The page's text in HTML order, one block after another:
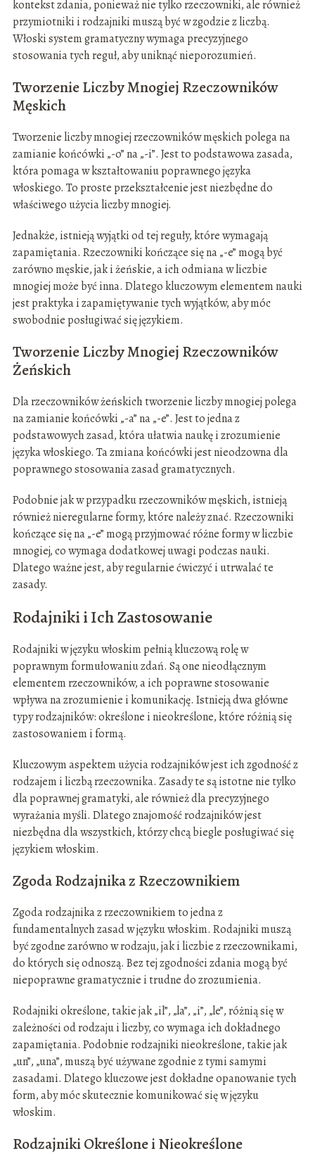
kontekst zdania, ponieważ nie tylko rzeczowniki, ale również
przymiotniki i rodzajniki muszą być w zgodzie z liczbą.
Włoski system gramatyczny wymaga precyzyjnego
stosowania tych reguł, aby uniknąć nieporozumień.
Tworzenie Liczby Mnogiej Rzeczowników
Męskich
Tworzenie liczby mnogiej rzeczowników męskich polega na
zamianie końcówki „-o” na „-i”. Jest to podstawowa zasada,
która pomaga w kształtowaniu poprawnego języka
włoskiego. To proste przekształcenie jest niezbędne do
właściwego użycia liczby mnogiej.
Jednakże, istnieją wyjątki od tej reguły, które wymagają
zapamiętania. Rzeczowniki kończące się na „-e” mogą być
zarówno męskie, jak i żeńskie, a ich odmiana w liczbie
mnogiej może być inna. Dlatego kluczowym elementem nauki
jest praktyka i zapamiętywanie tych wyjątków, aby móc
swobodnie posługiwać się językiem.
Tworzenie Liczby Mnogiej Rzeczowników
Żeńskich
Dla rzeczowników żeńskich tworzenie liczby mnogiej polega
na zamianie końcówki „-a” na „-e”. Jest to jedna z
podstawowych zasad, która ułatwia naukę i zrozumienie
języka włoskiego. Ta zmiana końcówki jest nieodzowna dla
poprawnego stosowania zasad gramatycznych.
Podobnie jak w przypadku rzeczowników męskich, istnieją
również nieregularne formy, które należy znać. Rzeczowniki
kończące się na „-e” mogą przyjmować różne formy w liczbie
mnogiej, co wymaga dodatkowej uwagi podczas nauki.
Dlatego ważne jest, aby regularnie ćwiczyć i utrwalać te
zasady.
Rodajniki i Ich Zastosowanie
Rodajniki w języku włoskim pełnią kluczową rolę w
poprawnym formułowaniu zdań. Są one nieodłącznym
elementem rzeczowników, a ich poprawne stosowanie
wpływa na zrozumienie i komunikację. Istnieją dwa główne
typy rodzajników: określone i nieokreślone, które różnią się
zastosowaniem i formą.
Kluczowym aspektem użycia rodzajników jest ich zgodność z
rodzajem i liczbą rzeczownika. Zasady te są istotne nie tylko
dla poprawnej gramatyki, ale również dla precyzyjnego
wyrażania myśli. Dlatego znajomość rodzajników jest
niezbędna dla wszystkich, którzy chcą biegle posługiwać się
językiem włoskim.
Zgoda Rodzajnika z Rzeczownikiem
Zgoda rodzajnika z rzeczownikiem to jedna z
fundamentalnych zasad w języku włoskim. Rodajniki muszą
być zgodne zarówno w rodzaju, jak i liczbie z rzeczownikami,
do których się odnoszą. Bez tej zgodności zdania mogą być
niepoprawne gramatycznie i trudne do zrozumienia.
Rodajniki określone, takie jak „il”, „la”, „i”, „le”, różnią się w
zależności od rodzaju i liczby, co wymaga ich dokładnego
zapamiętania. Podobnie rodzajniki nieokreślone, takie jak
„un”, „una”, muszą być używane zgodnie z tymi samymi
zasadami. Dlatego kluczowe jest dokładne opanowanie tych
form, aby móc skutecznie komunikować się w języku
włoskim.
Rodzajniki Określone i Nieokreślone